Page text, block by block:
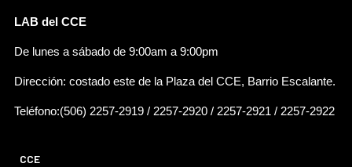
LAB del CCE
De lunes a sábado de 9:00am a 9:00pm
Dirección: costado este de la Plaza del CCE, Barrio Escalante.
Teléfono:(506) 2257-2919 / 2257-2920 / 2257-2921 / 2257-2922
CCE